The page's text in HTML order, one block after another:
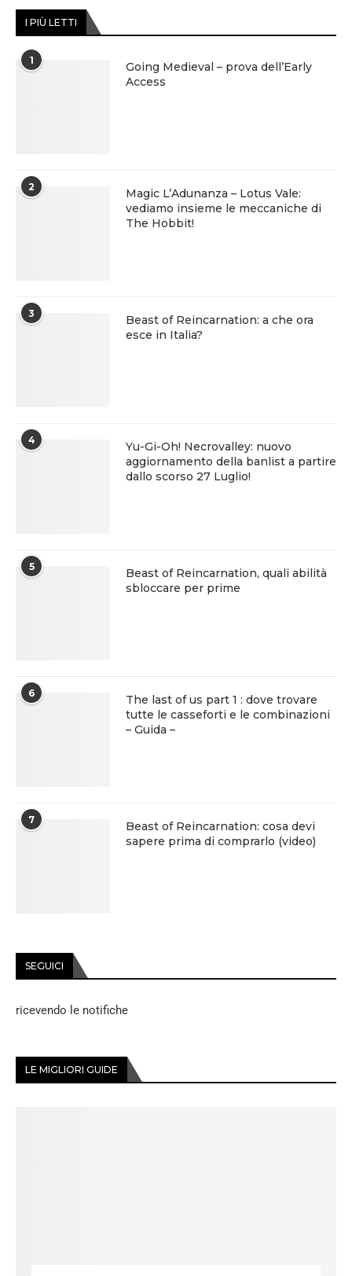
I PIÙ LETTI
1
Going Medieval – prova dell’Early
Access
2
Magic L’Adunanza – Lotus Vale:
vediamo insieme le meccaniche di
The Hobbit!
3
Beast of Reincarnation: a che ora
esce in Italia?
4
Yu-Gi-Oh! Necrovalley: nuovo
aggiornamento della banlist a partire
dallo scorso 27 Luglio!
5
Beast of Reincarnation, quali abilità
sbloccare per prime
6
The last of us part 1 : dove trovare
tutte le casseforti e le combinazioni
– Guida –
7
Beast of Reincarnation: cosa devi
sapere prima di comprarlo (video)
SEGUICI
ricevendo le notifiche
LE MIGLIORI GUIDE